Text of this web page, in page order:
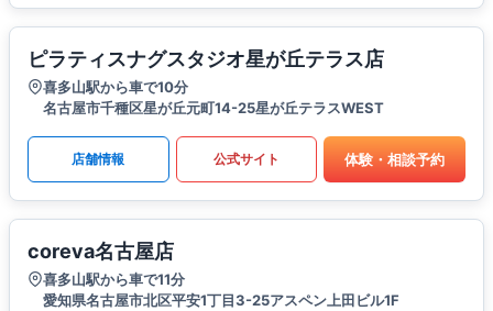
ピラティスナグスタジオ星が丘テラス店
喜多山駅から車で10分
名古屋市千種区星が丘元町14-25星が丘テラスWEST
店舗情報 公式サイト 体験・相談予約
coreva名古屋店
喜多山駅から車で11分
愛知県名古屋市北区平安1丁目3-25アスペン上田ビル1F